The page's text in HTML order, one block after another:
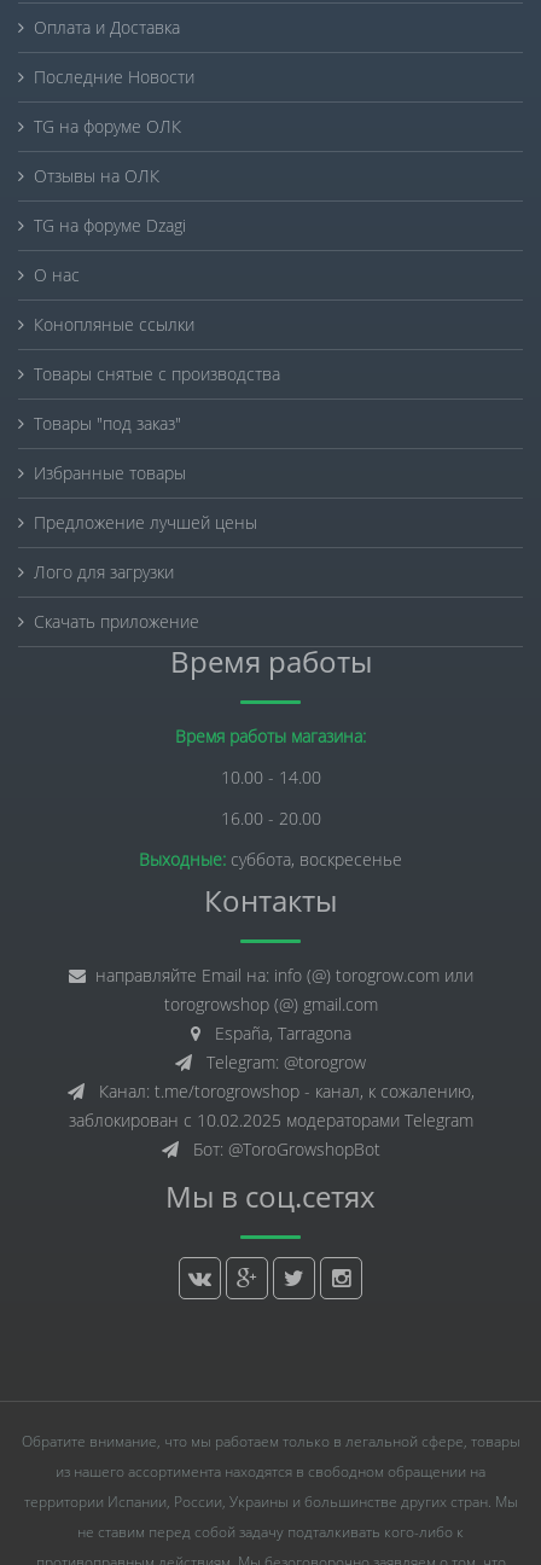
Оплата и Доставка
Последние Новости
TG на форуме ОЛК
Отзывы на ОЛК
TG на форуме Dzagi
О нас
Конопляные ссылки
Товары снятые с производства
Товары "под заказ"
Избранные товары
Предложение лучшей цены
Лого для загрузки
Скачать приложение
Время работы
Время работы магазина:
10.00 - 14.00
16.00 - 20.00
Выходные: суббота, воскресенье
Контакты
направляйте Email на: info (@) torogrow.com или
torogrowshop (@) gmail.com
España, Tarragona
Telegram: @torogrow
Канал: t.me/torogrowshop - канал, к сожалению,
заблокирован с 10.02.2025 модераторами Telegram
Бот: @ToroGrowshopBot
Мы в соц.сетях
Обратите внимание, что мы работаем только в легальной сфере, товары
из нашего ассортимента находятся в свободном обращении на
территории Испании, России, Украины и большинстве других стран. Мы
не ставим перед собой задачу подталкивать кого-либо к